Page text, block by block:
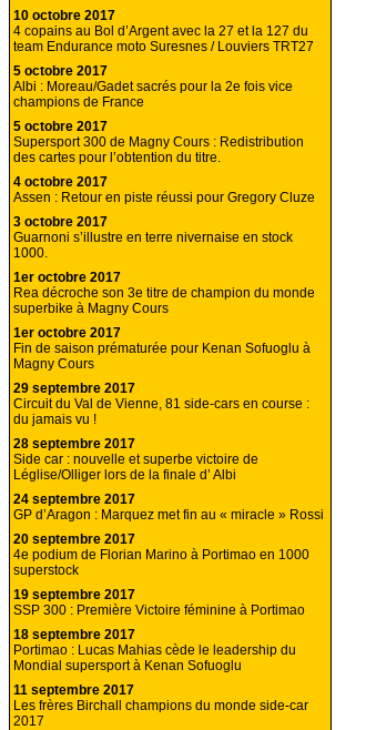
10 octobre 2017
4 copains au Bol d’Argent avec la 27 et la 127 du
team Endurance moto Suresnes / Louviers TRT27
5 octobre 2017
Albi : Moreau/Gadet sacrés pour la 2e fois vice
champions de France
5 octobre 2017
Supersport 300 de Magny Cours : Redistribution
des cartes pour l’obtention du titre.
4 octobre 2017
Assen : Retour en piste réussi pour Gregory Cluze
3 octobre 2017
Guarnoni s’illustre en terre nivernaise en stock
1000.
1er octobre 2017
Rea décroche son 3e titre de champion du monde
superbike à Magny Cours
1er octobre 2017
Fin de saison prématurée pour Kenan Sofuoglu à
Magny Cours
29 septembre 2017
Circuit du Val de Vienne, 81 side-cars en course :
du jamais vu !
28 septembre 2017
Side car : nouvelle et superbe victoire de
Léglise/Olliger lors de la finale d’ Albi
24 septembre 2017
GP d’Aragon : Marquez met fin au « miracle » Rossi
20 septembre 2017
4e podium de Florian Marino à Portimao en 1000
superstock
19 septembre 2017
SSP 300 : Première Victoire féminine à Portimao
18 septembre 2017
Portimao : Lucas Mahias cède le leadership du
Mondial supersport à Kenan Sofuoglu
11 septembre 2017
Les frères Birchall champions du monde side-car
2017